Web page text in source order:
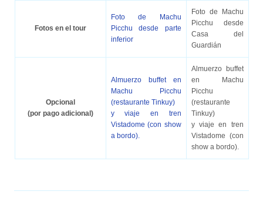
Fotos en el tour
Foto de Machu
Picchu desde parte
inferior
Foto de Machu
Picchu desde
Casa del
Guardián
Opcional
(por pago adicional)
Almuerzo buffet en
Machu Picchu
(restaurante Tinkuy)
y viaje en tren
Vistadome (con show
a bordo).
Almuerzo buffet
en Machu
Picchu
(restaurante
Tinkuy)
y viaje en tren
Vistadome (con
show a bordo).